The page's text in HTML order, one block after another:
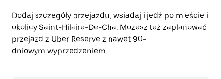
Dodaj szczegóły przejazdu, wsiadaj i jedź po mieście i
okolicy Saint-Hilaire-De-Cha. Możesz też zaplanować
przejazd z Uber Reserve z nawet 90-
dniowym wyprzedzeniem.